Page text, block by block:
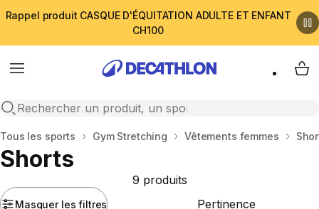
Rappel produit CASQUE D'ÉQUITATION ADULTE ET ENFANT
CH100
Menu
Open search
My
Accueil
Tous les sports Gym Stretching Vêtements femmes
Shorts
Masquer les filtres
9 produits
Trier par :(optional)